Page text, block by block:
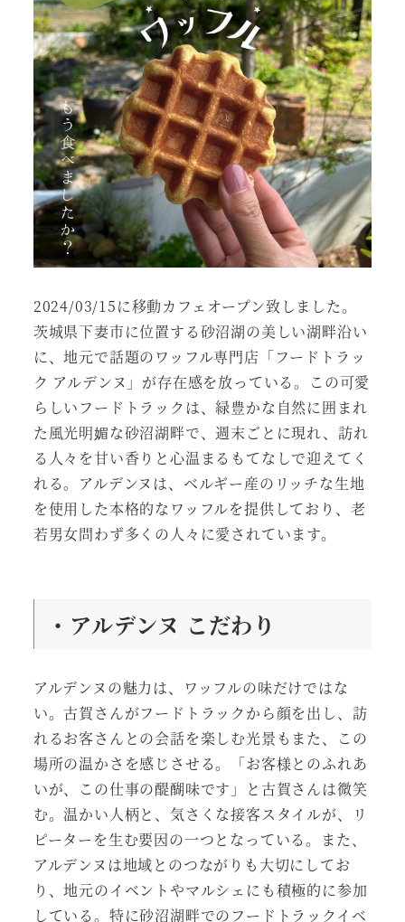
2024/03/15に移動カフェオープン致しました。
茨城県下妻市に位置する砂沼湖の美しい湖畔沿い
に、地元で話題のワッフル専門店「フードトラッ
ク アルデンヌ」が存在感を放っている。この可愛
らしいフードトラックは、緑豊かな自然に囲まれ
た風光明媚な砂沼湖畔で、週末ごとに現れ、訪れ
る人々を甘い香りと心温まるもてなしで迎えてく
れる。アルデンヌは、ベルギー産のリッチな生地
を使用した本格的なワッフルを提供しており、老
若男女問わず多くの人々に愛されています。
・アルデンヌ こだわり
アルデンヌの魅力は、ワッフルの味だけではな
い。古賀さんがフードトラックから顔を出し、訪
れるお客さんとの会話を楽しむ光景もまた、この
場所の温かさを感じさせる。「お客様とのふれあ
いが、この仕事の醍醐味です」と古賀さんは微笑
む。温かい人柄と、気さくな接客スタイルが、リ
ピーターを生む要因の一つとなっている。また、
アルデンヌは地域とのつながりも大切にしてお
り、地元のイベントやマルシェにも積極的に参加
している。特に砂沼湖畔でのフードトラックイベ